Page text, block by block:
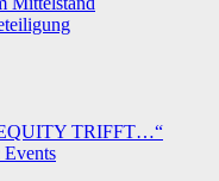
TRIFFT…“